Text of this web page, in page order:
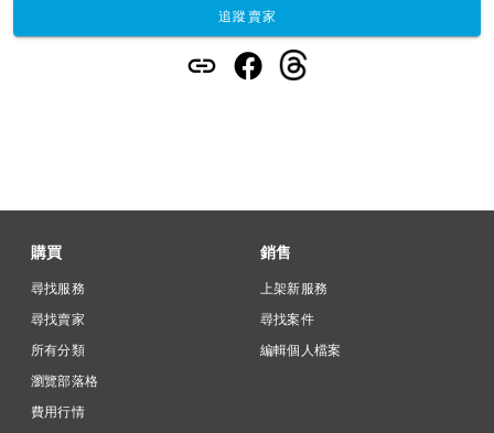
追蹤賣家
購買
尋找服務
尋找賣家
所有分類
瀏覽部落格
費用行情
銷售
上架新服務
尋找案件
編輯個人檔案